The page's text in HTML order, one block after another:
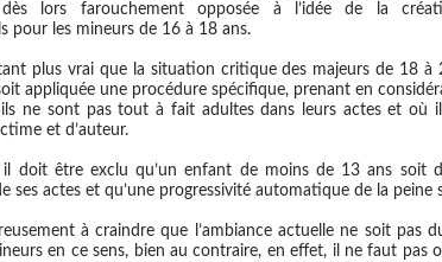
lors farouchement opposée à l’idée de la
pour les mineurs de 16 à 18 ans.
plus vrai que la situation critique des majeurs de 18 à
appliquée une procédure spécifique, prenant en
ne sont pas tout à fait adultes dans leurs actes et où
et d’auteur.
il doit être exclu qu’un enfant de moins de 13 ans soit
ses actes et qu’une progressivité automatique de la peine
à craindre que l’ambiance actuelle ne soit pas
en ce sens, bien au contraire, en effet, il ne faut pas